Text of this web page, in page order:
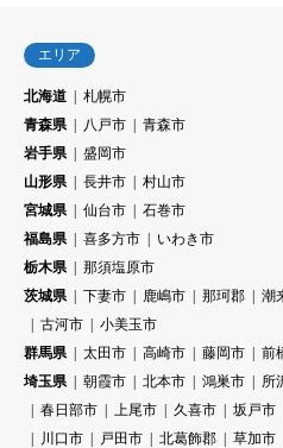
エリア
北海道
札幌市
青森県
八戸市
青森市
岩手県
盛岡市
山形県
長井市
村山市
宮城県
仙台市
石巻市
福島県
喜多方市
いわき市
栃木県
那須塩原市
茨城県
下妻市 鹿嶋市 那珂郡 潮
古河市
小美玉市
群馬県
太田市 高崎市 藤岡市
前
埼玉県
朝霞市 北本市 鴻巣市 所
春日部市
上尾市 久喜市 坂戸市
川口市
戸田市 北葛飾郡 草加市